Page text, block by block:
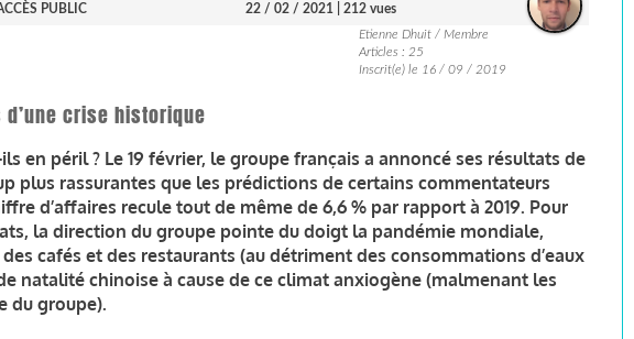
PUBLIC 22 / 02 / 2021 | 212 vues
Etienne Dhuit / Membre
Articles : 25
Inscrit(e) le 16 / 09 / 2019
crise historique
en péril ? Le 19 février, le groupe français a annoncé ses résultats de
plus rassurantes que les prédictions de certains commentateurs
d’affaires recule tout de même de 6,6 % par rapport à 2019. Pour
la direction du groupe pointe du doigt la pandémie mondiale,
cafés et des restaurants (au détriment des consommations d’eaux
natalité chinoise à cause de ce climat anxiogène (malmenant les
du groupe).